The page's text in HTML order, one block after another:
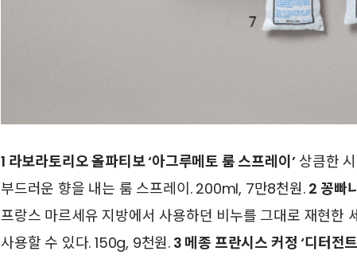
1 라보라토리오 올파티보 ‘아그루메토 룸 스프레이’상큼한
부드러운 향을 내는 룸 스프레이. 200ml, 7만8천원. 2 꽁빠
프랑스 마르세유 지방에서 사용하던 비누를 그대로 재현한
사용할 수 있다. 150g, 9천원. 3 메종 프란시스 커정 ‘디터전